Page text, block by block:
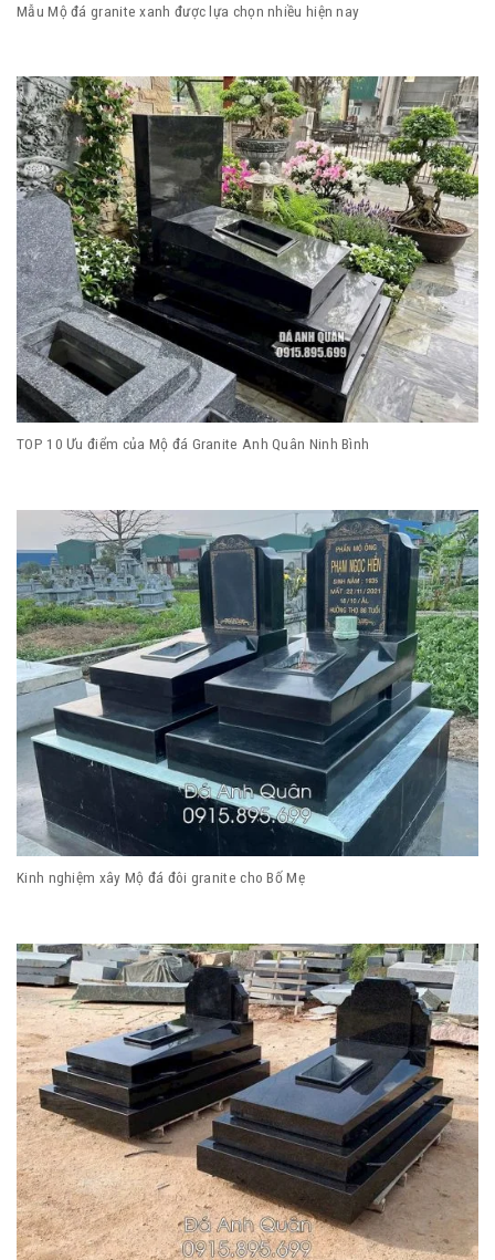
Mẫu Mộ đá granite xanh được lựa chọn nhiều hiện nay
TOP 10 Ưu điểm của Mộ đá Granite Anh Quân Ninh Bình
Kinh nghiệm xây Mộ đá đôi granite cho Bố Mẹ